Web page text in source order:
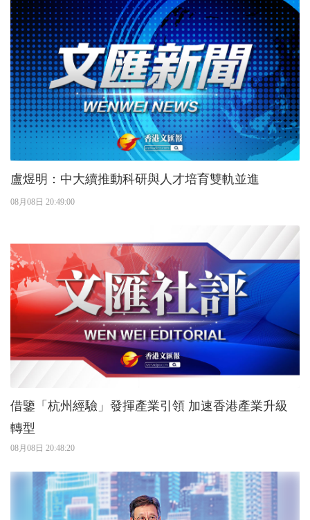
盧煜明：中大續推動科研與人才培育雙軌並進
08月08日 20:49:00
借鑒「杭州經驗」發揮產業引領 加速香港產業升級
轉型
08月08日 20:48:20